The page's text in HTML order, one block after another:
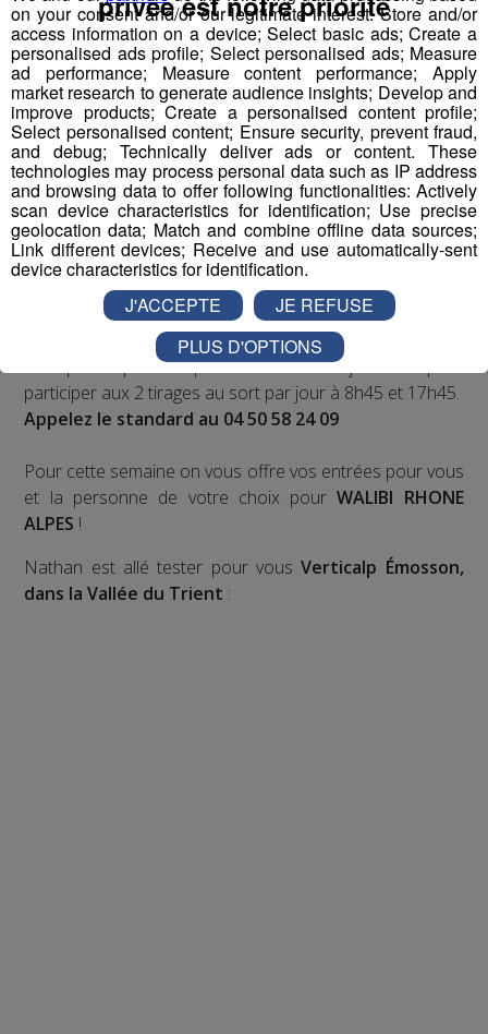
Cet été, Radio Mont Blanc s'occupe de toutes vos
sorties en famille, avec le grand jeu des vacances :
Déstination été !
Deux rendez-vous par jour, à 8h45 et 17h45 sur
Radio Mont Blanc !
Déstination été ! Une question...une destination !
Nous vous poserons une question, a vous de faire le
bon choix entre les 3 réponses pour repartir avec vos
entrées pour un maximum d'activités dans la région !
Inscription par téléphone toute la journée pour
participer aux 2 tirages au sort par jour à 8h45 et 17h45.
Appelez le standard au 04 50 58 24 09
Pour cette semaine on vous offre vos entrées pour vous
et la personne de votre choix pourWALIBI RHONE
ALPES !
Nathan est allé tester pour vousVerticalp Émosson,
dans la Vallée du Trient :
on your consent and/or our legitimate interest: Store and/or
access information on a device; Select basic ads; Create a
personalised ads profile; Select personalised ads; Measure
ad performance; Measure content performance; Apply
market research to generate audience insights; Develop and
improve products; Create a personalised content profile;
Select personalised content; Ensure security, prevent fraud,
and debug; Technically deliver ads or content. These
technologies may process personal data such as IP address
and browsing data to offer following functionalities: Actively
scan device characteristics for identification; Use precise
geolocation data; Match and combine offline data sources;
Link different devices; Receive and use automatically-sent
device characteristics for identification.
J'ACCEPTE
JE REFUSE
PLUS D'OPTIONS